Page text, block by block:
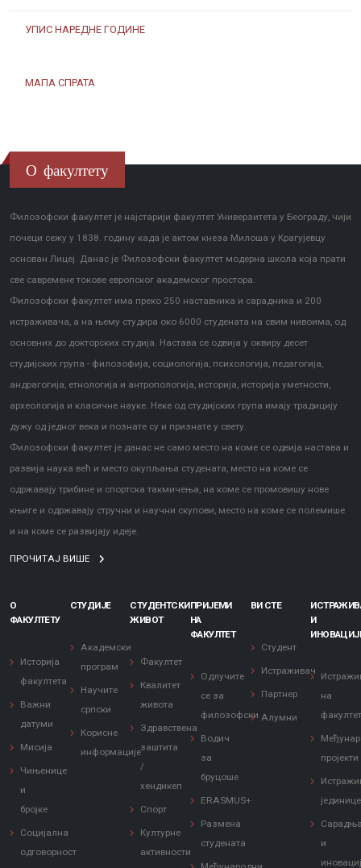
УПИС НАРЕДНЕ ГОДИНЕ
МАПА СПРАТА
О факултету
Филозофски факултет је најстарији факултет Универзитета у Београду, чији
почеци сежу у 1838. годину када је актом кнеза Милоша у Крагујевцу
основан Лицеј. Данас је Филозофски факултет модерна школа која прати
све савремене токове европског академског простора.
Филозофски факултет има преко 250 наставника и сарадника и 200
истраживача, а на њему студира око 6000 студената на свим нивоима, од
основних до докторских студија. Настава се одвија у оквиру десет
студијских група - филозофија, социологија, психологија, педагогија,
андрагогија, етнологија и антропологија, историја, историја уметности,
археологија и класичне науке. Неке од студијских група имају традицију
дужу од једног века и познате су и признате у свету.
Филозофски факултет је данас не само место на коме се одвија настава и
развија наука већ и место окупљања студената, место на коме се
одржавају трибине и спортска такмичења, на коме се промовишу нове
књиге и одржавају стручни и научни скупови, место на коме се полемише
и на коме се развијају идеје.
ПРОЧИТАЈ ВИШЕ
О
ФАКУЛТЕТУ
Историја
факултета
Важни
датуми
Мисија
Чињенице
и
бројке
Социјална
одговорност
СТУДИЈЕ
Академски
програм
Научите
српски
Корисне
информације
СТУДЕНТСКИ
ЖИВОТ
Факултет
Квалитет
живота
Здравствена
заштита
/
хендикеп
Спорт
Културне
активности
ПРИЈЕМИ
НА
ФАКУЛТЕТ
Одлучите
се за
филозофски
Водич
за
бруцоше
ERASMUS+
Размена
студената
ВИ СТЕ
Студент
Истраживач
Партнер
Алумни
И
на
пројекти
јединице
и